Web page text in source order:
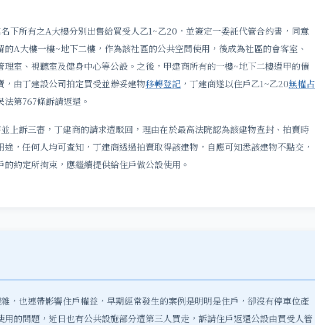
所有之A大樓分別出售給買受人乙1~乙20，並簽定一委託代管合約書，同意
的A大樓一樓~地下二樓，作為該社區的公共空間使用，後成為社區的會客室、
理室、視聽室及健身中心等公設。之後，甲建商所有的一樓~地下二樓遭甲的債
，由丁建設公司拍定買受並辦妥建物移轉登記 ，丁建商遂以住戶乙1~乙20無權占
法第767條訴請返還。
訴三審，丁建商的請求遭駁回，理由在於最高法院認為該建物查封、拍賣時
途，任何人均可查知，丁建商透過拍賣取得該建物，自應可知悉該建物不點交，
的約定所拘束，應繼續提供給住戶做公設使用。
，也連帶影響住戶權益，早期經常發生的案例是明明是住戶，卻沒有停車位產
用的問題，近日也有公共設施部分遭第三人買走，訴請住戶返還公設由買受人管